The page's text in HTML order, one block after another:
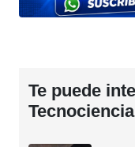
Te puede
Tecnociencia